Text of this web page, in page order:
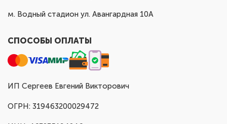
м. Водный стадион ул. Авангардная 10А
СПОСОБЫ ОПЛАТЫ
ИП Сергеев Евгений Викторович
ОГРН: 319463200029472